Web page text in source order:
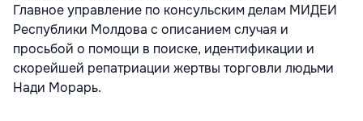
Главное управление по консульским делам МИДЕИ
Республики Молдова с описанием случая и
просьбой о помощи в поиске, идентификации и
скорейшей репатриации жертвы торговли людьми
Нади Морарь.